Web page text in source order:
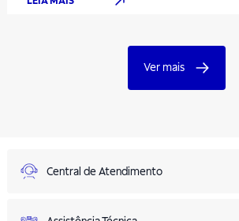
Ver mais
Central de Atendimento